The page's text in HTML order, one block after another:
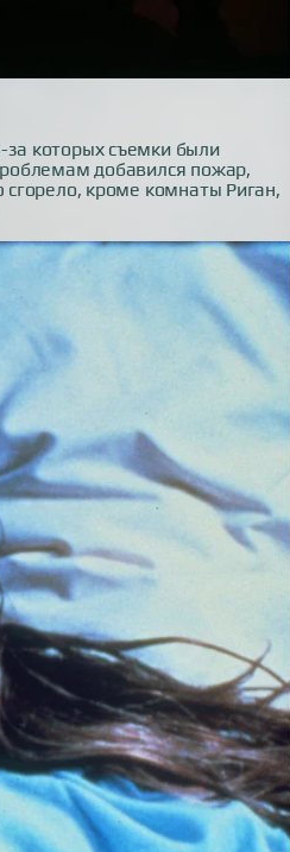
которых съемки были
добавился пожар,
кроме комнаты Риган,